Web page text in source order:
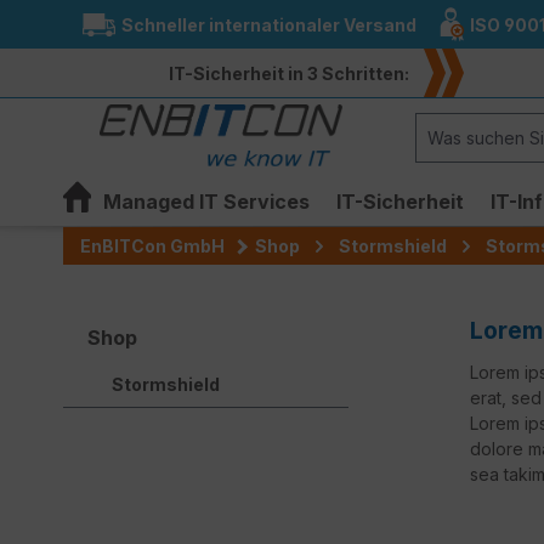
Zur Hauptnavigation springen
Schneller internationaler Versand ISO
IT-Sicherheit in 3 Schritten:
Managed IT Services IT-Sicherheit IT-
EnBITCon GmbH Shop Stormshield
Shop
Stormshield
Lorem
erat,
Lorem
dolore
sea